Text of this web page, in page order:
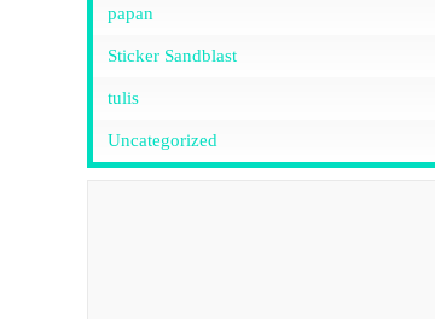
papan
Sticker Sandblast
tulis
Uncategorized